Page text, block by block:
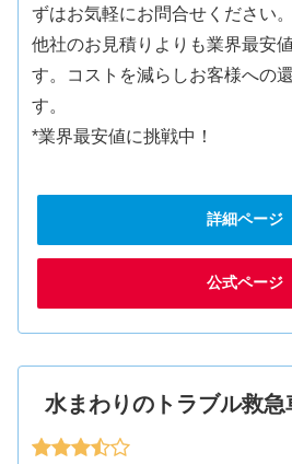
ずはお気軽にお問合せください。
他社のお見積りよりも業界最安
す。コストを減らしお客様への
す。
*業界最安値に挑戦中！
詳細ページ
公式ページ
水まわりのトラブル救急